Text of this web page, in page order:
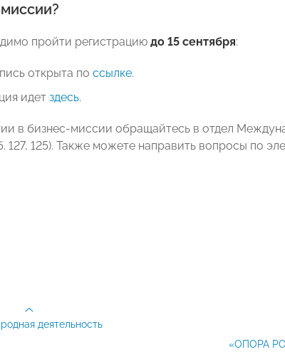
пройти регистрацию до 15 сентября:
открыта по ссылке.
идет здесь.
в бизнес-миссии обращайтесь в отдел
127, 125). Также можете направить вопросы по
«ОПОРА
деятельность